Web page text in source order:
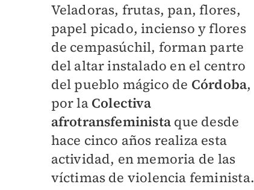
Veladoras, frutas, pan, flores,
papel picado, incienso y flores
de cempasúchil, forman parte
del altar instalado en el centro
del pueblo mágico de Córdoba,
por la Colectiva
afrotransfeminista que desde
hace cinco años realiza esta
actividad, en memoria de las
víctimas de violencia feminista.